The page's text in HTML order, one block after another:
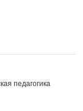
педагогика